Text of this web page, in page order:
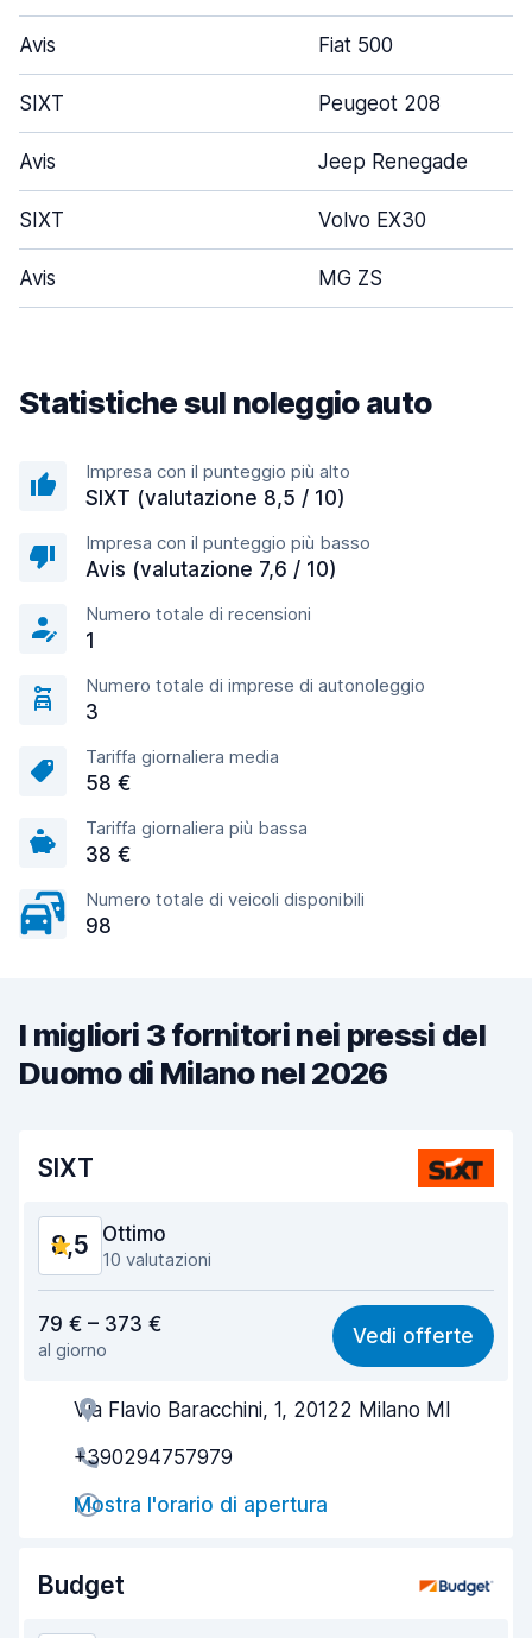
Avis Fiat 500
SIXT Peugeot 208
Avis Jeep Renegade
SIXT Volvo EX30
Avis MG ZS
Statistiche sul noleggio auto
Impresa con il punteggio più alto
SIXT (valutazione 8,5 / 10)
Impresa con il punteggio più basso
Avis (valutazione 7,6 / 10)
Numero totale di recensioni
1
Numero totale di imprese di autonoleggio
3
Tariffa giornaliera media
58 €
Tariffa giornaliera più bassa
38 €
Numero totale di veicoli disponibili
98
I migliori 3 fornitori nei pressi del
Duomo di Milano nel 2026
SIXT
8,5 Ottimo
10 valutazioni
7,7
Facile da trovare 8,2
Gentilezza degli agenti
Rapidità del ritiro
Rapidità della riconsegna
79 € – 373 €
al giorno
Vedi offerte
Via Flavio Baracchini, 1, 20122 Milano MI
+390294757979
Mostra l'orario di apertura
Budget